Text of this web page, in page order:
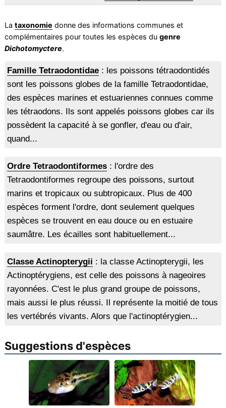
La taxonomie donne des informations communes et
complémentaires pour toutes les espèces du genre
Dichotomyctere.
Famille Tetraodontidae: les poissons tétraodontidés
sont les poissons globes de la famille Tetraodontidae,
des espèces marines et estuariennes connues comme
les tétraodons. Ils sont appelés poissons globes car ils
possèdent la capacité à se gonfler, d'eau ou d'air,
quand...
Ordre Tetraodontiformes: l'ordre des
Tetraodontiformes regroupe des poissons, surtout
marins et tropicaux ou subtropicaux. Plus de 400
espèces forment l'ordre, dont seulement quelques
espèces se trouvent en eau douce ou en estuaire
saumâtre. Les écailles sont habituellement...
Classe Actinopterygii : la classe Actinopterygii, les
Actinoptérygiens, est celle des poissons à nageoires
rayonnées. C'est le plus grand groupe de poissons,
mais aussi le plus réussi. Il représente la moitié de tous
les vertébrés vivants. Alors que l'actinoptérygien...
Suggestions d'espèces